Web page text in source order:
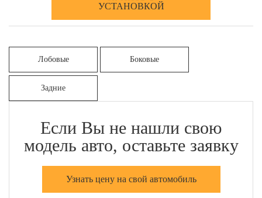
УСТАНОВКОЙ
Лобовые Боковые
Задние
Если Вы не нашли свою
модель авто, оставьте заявку
Узнать цену на свой автомобиль